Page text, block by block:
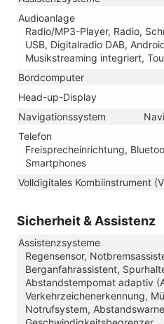
Audioanlage
Radio/MP3-Player, Radio,
USB, Digitalradio DAB,
Musikstreaming integriert,
Bordcomputer
Head-up-Display
Navigationssystem
Telefon
Freisprecheinrichtung,
Smartphones
Volldigitales Kombiinstrument
Sicherheit & Assistenz
Assistenzsysteme
Regensensor,
Berganfahrassistent,
Abstandstempomat adaptiv
Verkehrzeichenerkennung,
Notrufsystem,